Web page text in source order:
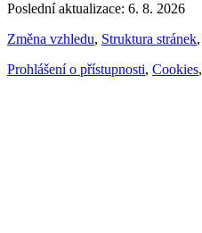
Poslední aktualizace: 6. 8. 2026
Změna vzhledu, Struktura stránek,
Prohlášení o přístupnosti, Cookies,